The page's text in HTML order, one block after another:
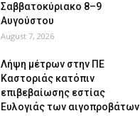
Σαββατοκύριακο 8–9
Αυγούστου
August 7, 2026
Λήψη μέτρων στην ΠΕ
Καστοριάς κατόπιν
επιβεβαίωσης εστίας
Ευλογιάς των αιγοπροβάτων